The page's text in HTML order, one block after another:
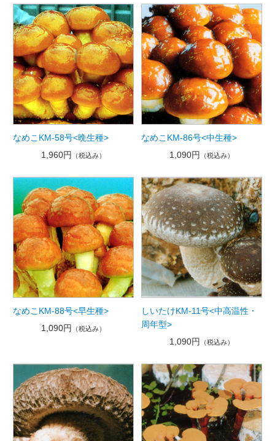
なめこKM-58号<晩生種>
1,960円
（税込み）
なめこKM-86号<中生種>
1,090円
（税込み）
なめこKM-88号<早生種>
1,090円
（税込み）
しいたけKM-11号<中高温性・
周年型>
1,090円
（税込み）